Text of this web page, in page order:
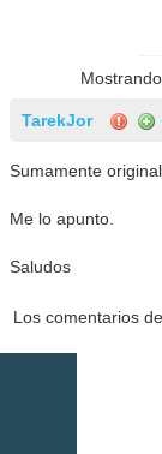
TarekJor
Sumamente
Me lo apunto.
Saludos
Los comentarios